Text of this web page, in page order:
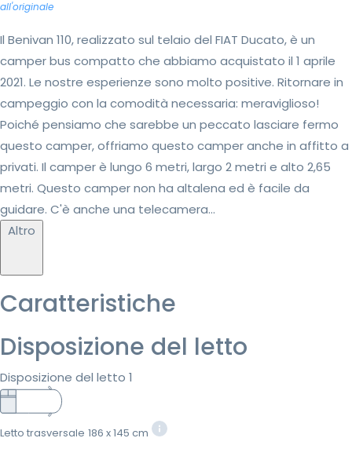
all'originale
Il Benivan 110, realizzato sul telaio del FIAT Ducato, è un
camper bus compatto che abbiamo acquistato il 1 aprile
2021. Le nostre esperienze sono molto positive. Ritornare in
campeggio con la comodità necessaria: meraviglioso!
Poiché pensiamo che sarebbe un peccato lasciare fermo
questo camper, offriamo questo camper anche in affitto a
privati. Il camper è lungo 6 metri, largo 2 metri e alto 2,65
metri. Questo camper non ha altalena ed è facile da
guidare. C'è anche una telecamera...
Altro
Caratteristiche
Disposizione del letto
Disposizione del letto 1
Letto trasversale 186 x 145 cm